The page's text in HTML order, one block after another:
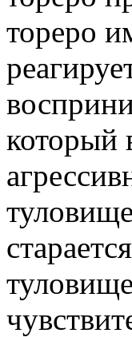
тореро
который